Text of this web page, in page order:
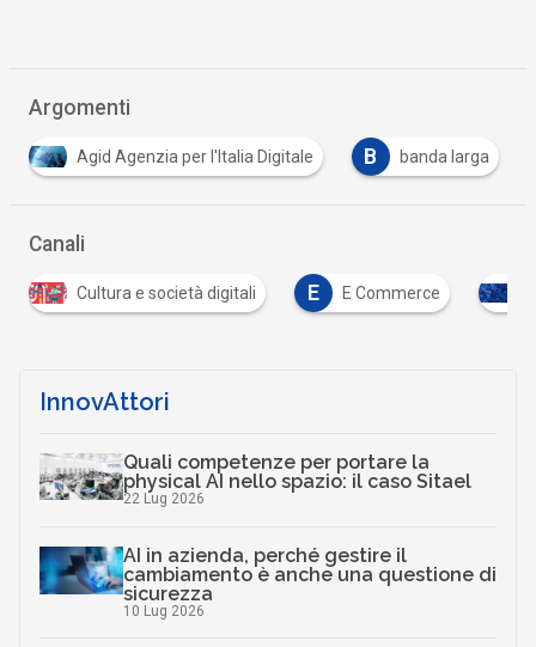
Argomenti
Agid Agenzia per l'Italia Digitale B banda larga
Canali
Cultura e società digitali E E Commerce
InnovAttori
Quali competenze per portare la
physical AI nello spazio: il caso Sitael
22 Lug 2026
AI in azienda, perché gestire il
cambiamento è anche una questione di
sicurezza
10 Lug 2026